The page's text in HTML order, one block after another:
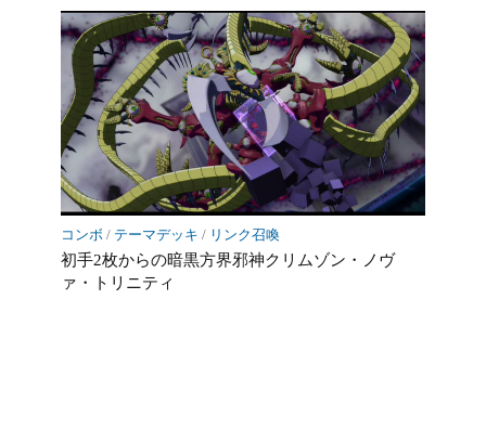
コンボ / テーマデッキ / リンク召喚
初手2枚からの暗黒方界邪神クリムゾン・ノヴ
ァ・トリニティ